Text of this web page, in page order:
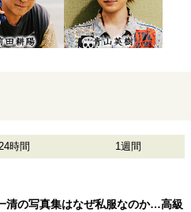
時間 1週間
清の写真集はなぜ私服なのか…高級